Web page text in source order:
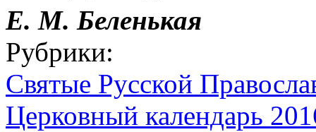
Е. М. Беленькая
Рубрики:
Святые Русской
Церковный календарь